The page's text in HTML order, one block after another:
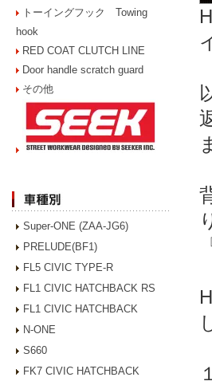
トーイングフック Towing
hook
RED COAT CLUTCH LINE
Door handle scratch guard
その他
Super-ONE (ZAA-JG6)
PRELUDE(BF1)
FL5 CIVIC TYPE-R
FL1 CIVIC HATCHBACK RS
FL1 CIVIC HATCHBACK
N-ONE
S660
FK7 CIVIC HATCHBACK